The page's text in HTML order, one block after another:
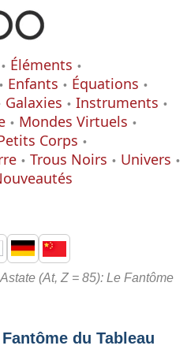
Éléments
Enfants
Équations
Galaxies
Instruments
Mondes Virtuels
Corps
Trous Noirs
Univers
Astate (At, Z = 85): Le Fantôme
du Tableau